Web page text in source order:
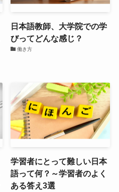
日本語教師、大学院での学
びってどんな感じ？
働き方
学習者にとって難しい日本
語って何？～学習者のよく
ある答え3選